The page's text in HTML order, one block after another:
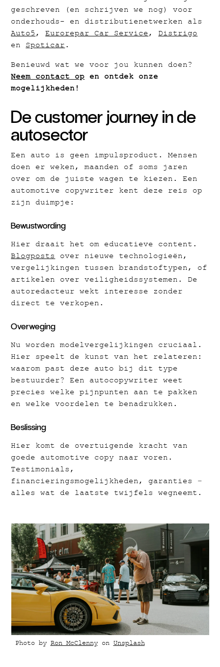
geschreven (en schrijven we nog) voor
onderhouds- en distributienetwerken als
Auto5,Eurorepar Car Service,Distrigo
enSpoticar.
Benieuwd wat we voor jou kunnen doen?
Neem contact open ontdek onze
mogelijkheden!
De customer journey in de
autosector
Een auto is geen impulsproduct. Mensen
doen er weken, maanden of soms jaren
over om de juiste wagen te kiezen. Een
automotive copywriter kent deze reis op
zijn duimpje:
Bewustwording
Hier draait het om educatieve content.
Blogpostsover nieuwe technologieën,
vergelijkingen tussen brandstoftypen, of
artikelen over veiligheidssystemen. De
autoredacteur wekt interesse zonder
direct te verkopen.
Overweging
Nu worden modelvergelijkingen cruciaal.
Hier speelt de kunst van het relateren:
waarom past deze auto bij dit type
bestuurder? Een autocopywriter weet
precies welke pijnpunten aan te pakken
en welke voordelen te benadrukken.
Beslissing
Hier komt de overtuigende kracht van
goede automotive copy naar voren.
Testimonials,
financieringsmogelijkheden, garanties –
alles wat de laatste twijfels wegneemt.
Photo byRon McClennyonUnsplash